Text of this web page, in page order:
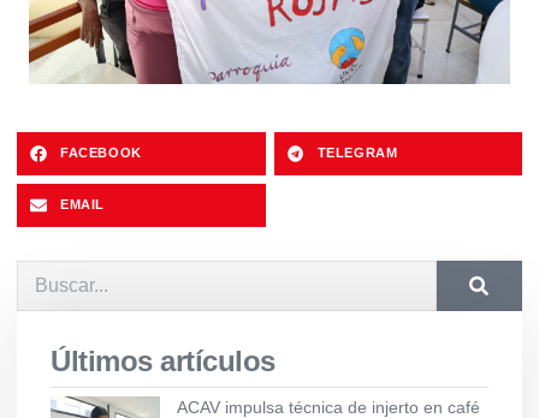
FACEBOOK TELEGRAM
EMAIL
Últimos artículos
ACAV impulsa técnica de injerto en café